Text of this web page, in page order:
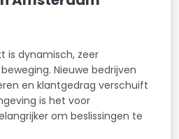
is dynamisch, zeer
Nieuwe bedrijven
en klantgedrag verschuift
is het voor
om beslissingen te